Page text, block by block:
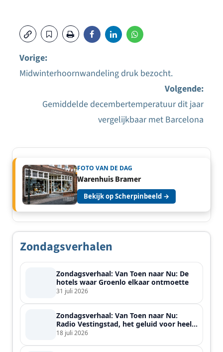
navigatie
Vorige:
Midwinterhoornwandeling druk bezocht.
Volgende:
Gemiddelde decembertemperatuur dit jaar
vergelijkbaar met Barcelona
FOTO VAN DE DAG
Warenhuis Bramer
Bekijk op Scherpinbeeld →
Zondagsverhalen
Zondagsverhaal: Van Toen naar Nu: De
hotels waar Groenlo elkaar ontmoette
31 juli 2026
Zondagsverhaal: Van Toen naar Nu:
Radio Vestingstad, het geluid voor heel
de streek
18 juli 2026